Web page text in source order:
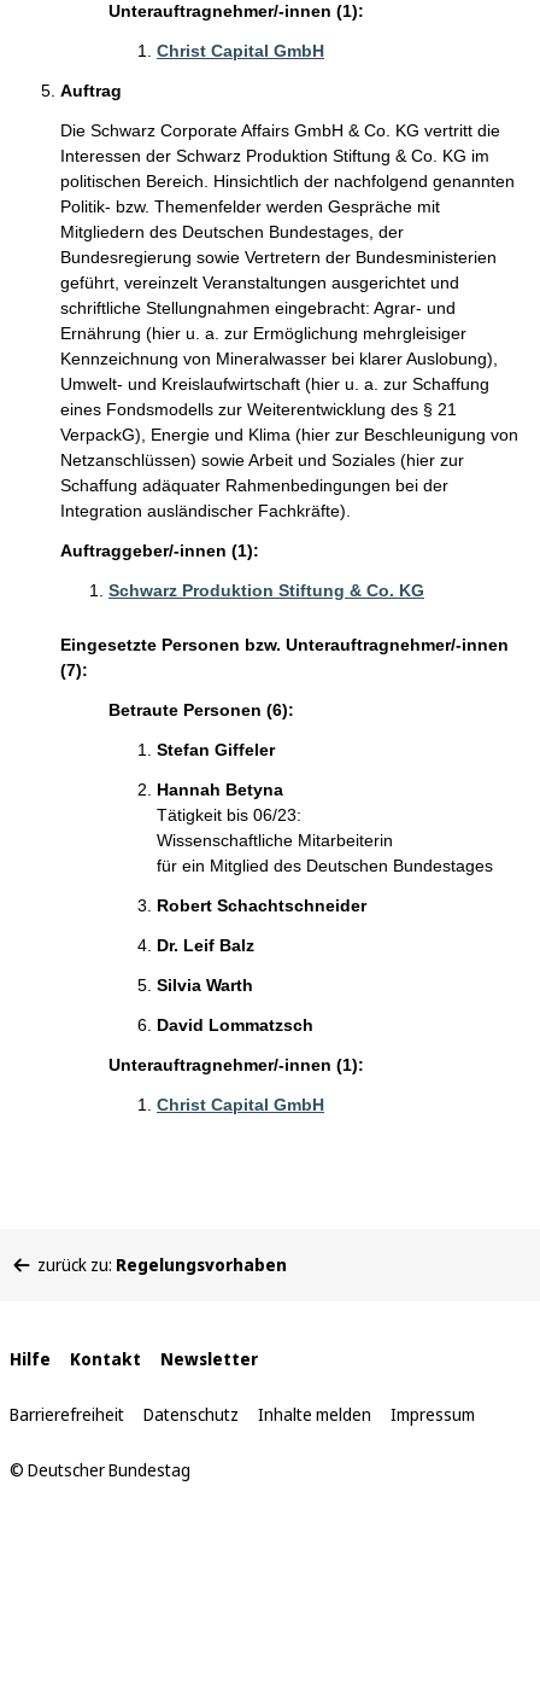
Unterauftragnehmer/-innen (1):
Christ Capital GmbH
Auftrag
Die Schwarz Corporate Affairs GmbH & Co. KG vertritt die
Interessen der Schwarz Produktion Stiftung & Co. KG im
politischen Bereich. Hinsichtlich der nachfolgend genannten
Politik- bzw. Themenfelder werden Gespräche mit
Mitgliedern des Deutschen Bundestages, der
Bundesregierung sowie Vertretern der Bundesministerien
geführt, vereinzelt Veranstaltungen ausgerichtet und
schriftliche Stellungnahmen eingebracht: Agrar- und
Ernährung (hier u. a. zur Ermöglichung mehrgleisiger
Kennzeichnung von Mineralwasser bei klarer Auslobung),
Umwelt- und Kreislaufwirtschaft (hier u. a. zur Schaffung
eines Fondsmodells zur Weiterentwicklung des § 21
VerpackG), Energie und Klima (hier zur Beschleunigung von
Netzanschlüssen) sowie Arbeit und Soziales (hier zur
Schaffung adäquater Rahmenbedingungen bei der
Integration ausländischer Fachkräfte).
Auftraggeber/-innen (1):
Schwarz Produktion Stiftung & Co. KG
Eingesetzte Personen bzw. Unterauftragnehmer/-innen
(7):
Betraute Personen (6):
Stefan Giffeler
Hannah Betyna
Tätigkeit bis 06/23:
Wissenschaftliche Mitarbeiterin
für ein Mitglied des Deutschen Bundestages
Robert Schachtschneider
Dr. Leif Balz
Silvia Warth
David Lommatzsch
Unterauftragnehmer/-innen (1):
Christ Capital GmbH
befinden
zurück zu: Regelungsvorhaben
Interne
Links
Hilfe Kontakt Newsletter
Barrierefreiheit Datenschutz Inhalte melden Impressum
© Deutscher Bundestag